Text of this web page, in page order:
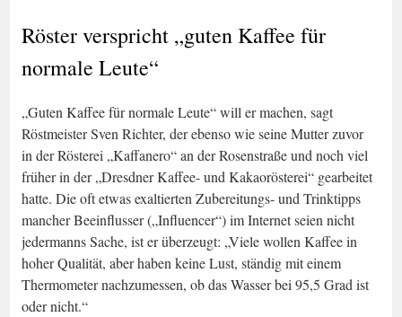
Röster verspricht „guten Kaffee für
normale Leute“
„Guten Kaffee für normale Leute“ will er machen, sagt
Röstmeister Sven Richter, der ebenso wie seine Mutter zuvor
in der Rösterei „Kaffanero“ an der Rosenstraße und noch viel
früher in der „Dresdner Kaffee- und Kakaorösterei“ gearbeitet
hatte. Die oft etwas exaltierten Zubereitungs- und Trinktipps
mancher Beeinflusser („Influencer“) im Internet seien nicht
jedermanns Sache, ist er überzeugt: „Viele wollen Kaffee in
hoher Qualität, aber haben keine Lust, ständig mit einem
Thermometer nachzumessen, ob das Wasser bei 95,5 Grad ist
oder nicht.“